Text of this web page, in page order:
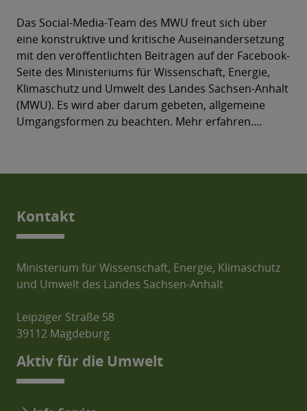
Das Social-Media-Team des MWU freut sich über
eine konstruktive und kritische Auseinandersetzung
mit den veröffentlichten Beiträgen auf der Facebook-
Seite des Ministeriums für Wissenschaft, Energie,
Klimaschutz und Umwelt des Landes Sachsen-Anhalt
(MWU). Es wird aber darum gebeten, allgemeine
Umgangsformen zu beachten. Mehr erfahren....
Kontakt
Ministerium für Wissenschaft, Energie, Klimaschutz
und Umwelt des Landes Sachsen-Anhalt
Leipziger Straße 58
39112 Magdeburg
Aktiv für die Umwelt